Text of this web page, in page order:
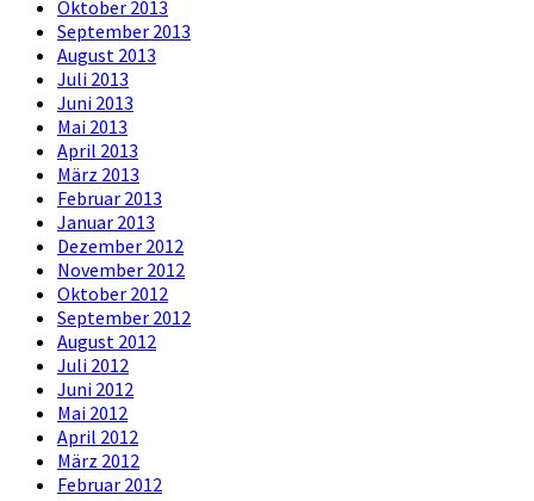
Oktober 2013
September 2013
August 2013
Juli 2013
Juni 2013
Mai 2013
April 2013
März 2013
Februar 2013
Januar 2013
Dezember 2012
November 2012
Oktober 2012
September 2012
August 2012
Juli 2012
Juni 2012
Mai 2012
April 2012
März 2012
Februar 2012